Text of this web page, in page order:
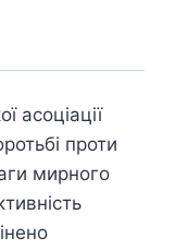
асоціації
проти
мирного